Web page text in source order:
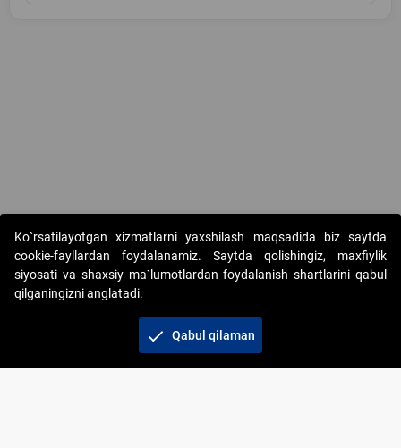
Copyright © 2017-2026. "Elektron onlayn-auksionlarni tashkil etish"
AJ. Barcha huquqlar himoyalangan
+998 71 202-21-11
Ko`rsatilayotgan xizmatlarni yaxshilash maqsadida biz saytda
cookie-fayllardan foydalanamiz. Saytda qolishingiz, maxfiylik
siyosati va shaxsiy ma`lumotlardan foydalanish shartlarini qabul
qilganingizni anglatadi.
check Qabul qilaman